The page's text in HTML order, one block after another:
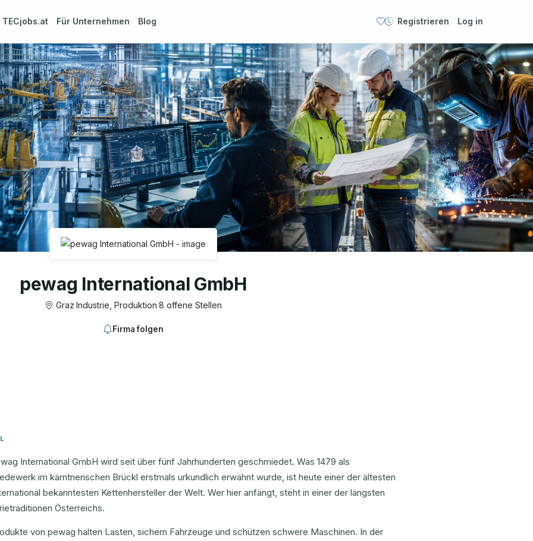
TECjobs.at Für Unternehmen Blog Registrieren Log in
pewag International GmbH
Graz·Industrie, Produktion·8 offene Stellen
Firma folgen
International GmbH wird seit über fünf Jahrhunderten geschmiedet. Was 1479 als
im kärntnerischen Brückl erstmals urkundlich erwähnt wurde, ist heute einer der ältesten
bekanntesten Kettenhersteller der Welt. Wer hier anfängt, steht in einer der längsten
Österreichs.
von pewag halten Lasten, sichern Fahrzeuge und schützen schwere Maschinen. In der